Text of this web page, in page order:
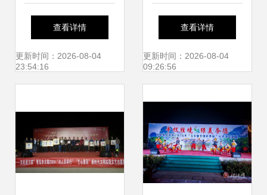
携手三场演出 伟长
楼文化盛宴即将开
查看详情
更新时间：2026-08-04
23:54:16
人汉字书法大赛颁
奖典礼在深圳成功
查看详情
更新时间：2026-08-04
09:26:56